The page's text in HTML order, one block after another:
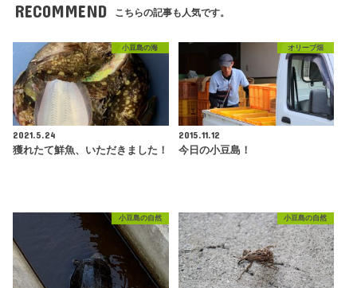
RECOMMEND こちらの記事も人気です。
小豆島の海
2021.5.24
獲れたて鮮魚、いただきました！
オリーブ畑
2015.11.12
今日の小豆島！
小豆島の自然 小豆島の自然